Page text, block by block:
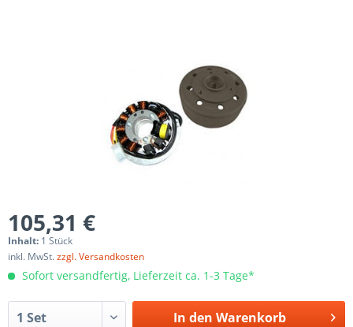
105,31 €
Inhalt: 1 Stück
inkl. MwSt.zzgl. Versandkosten
Sofort versandfertig, Lieferzeit ca. 1-3 Tage*
In den Warenkorb